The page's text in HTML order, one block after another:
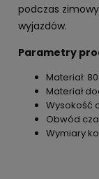
podczas
wyjazdów.
Parametry
Materiał:
Materiał
Wysokość
Obwód
Wymiary